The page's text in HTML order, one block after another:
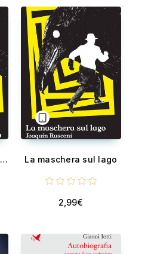
La maschera sul lago - Un giallo noir in un’Italia alternativa sull’orlo del collasso La maschera sul lago
2,99€